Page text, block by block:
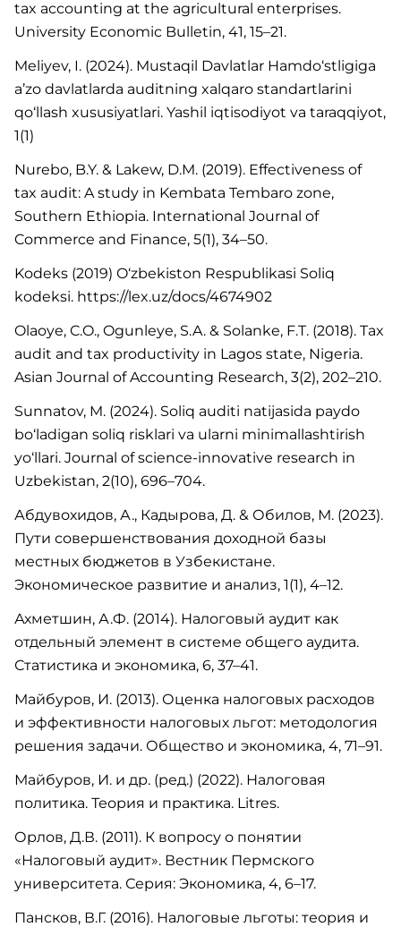
tax accounting at the agricultural enterprises.
University Economic Bulletin, 41, 15–21.
Meliyev, I. (2024). Mustaqil Davlatlar Hamdo‘stligiga
a’zo davlatlarda auditning xalqaro standartlarini
qo‘llash xususiyatlari. Yashil iqtisodiyot va taraqqiyot,
1(1)
Nurebo, B.Y. & Lakew, D.M. (2019). Effectiveness of
tax audit: A study in Kembata Tembaro zone,
Southern Ethiopia. International Journal of
Commerce and Finance, 5(1), 34–50.
Kodeks (2019) O‘zbekiston Respublikasi Soliq
kodeksi. https://lex.uz/docs/4674902
Olaoye, C.O., Ogunleye, S.A. & Solanke, F.T. (2018). Tax
audit and tax productivity in Lagos state, Nigeria.
Asian Journal of Accounting Research, 3(2), 202–210.
Sunnatov, M. (2024). Soliq auditi natijasida paydo
bo‘ladigan soliq risklari va ularni minimallashtirish
yo‘llari. Journal of science-innovative research in
Uzbekistan, 2(10), 696–704.
Абдувохидов, А., Кадырова, Д. & Обилов, М. (2023).
Пути совершенствования доходной базы
местных бюджетов в Узбекистане.
Экономическое развитие и анализ, 1(1), 4–12.
Ахметшин, А.Ф. (2014). Налоговый аудит как
отдельный элемент в системе общего аудита.
Статистика и экономика, 6, 37–41.
Майбуров, И. (2013). Оценка налоговых расходов
и эффективности налоговых льгот: методология
решения задачи. Общество и экономика, 4, 71–91.
Майбуров, И. и др. (ред.) (2022). Налоговая
политика. Теория и практика. Litres.
Орлов, Д.В. (2011). К вопросу о понятии
«Налоговый аудит». Вестник Пермского
университета. Серия: Экономика, 4, 6–17.
Пансков, В.Г. (2016). Налоговые льготы: теория и